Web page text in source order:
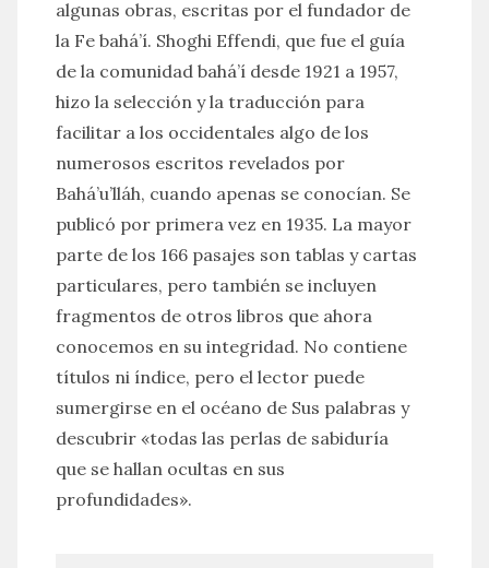
algunas obras, escritas por el fundador de
la Fe bahá’í. Shoghi Effendi, que fue el guía
de la comunidad bahá’í desde 1921 a 1957,
hizo la selección y la traducción para
facilitar a los occidentales algo de los
numerosos escritos revelados por
Bahá’u’lláh, cuando apenas se conocían. Se
publicó por primera vez en 1935. La mayor
parte de los 166 pasajes son tablas y cartas
particulares, pero también se incluyen
fragmentos de otros libros que ahora
conocemos en su integridad. No contiene
títulos ni índice, pero el lector puede
sumergirse en el océano de Sus palabras y
descubrir «todas las perlas de sabiduría
que se hallan ocultas en sus
profundidades».